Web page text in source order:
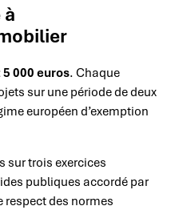
000 euros. Chaque
sur une période de deux
européen d’exemption
sur trois exercices
publiques accordé par
respect des normes